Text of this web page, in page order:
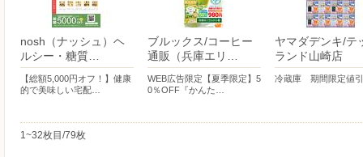
nosh（ナッシュ）ヘ
ルシー・糖質…
【総額5,000円オフ！】健康
的で美味しい宅配…
ブルックス/コーヒー
通販（兵庫エリ…
WEB広告限定【夏季限定】5
0％OFF『かんた…
ヤマダデンキ/テ
ランド山崎店
冷蔵庫 期間限定値
1~32枚目/79枚